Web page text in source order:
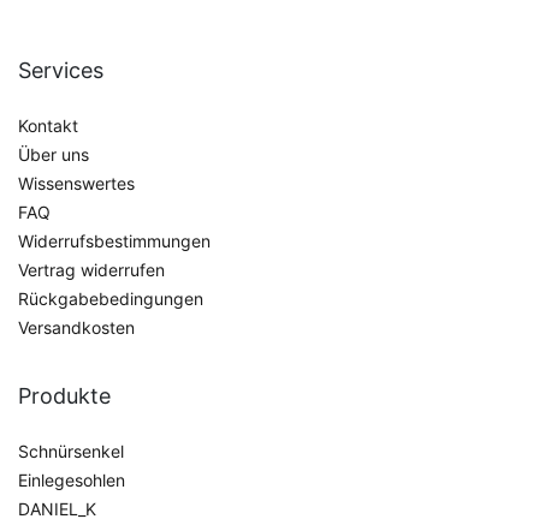
Services
Kontakt
Über uns
Wissenswertes
FAQ
Widerrufsbestimmungen
Vertrag widerrufen
Rückgabebedingungen
Versandkosten
Produkte
Schnürsenkel
Einlegesohlen
DANIEL_K